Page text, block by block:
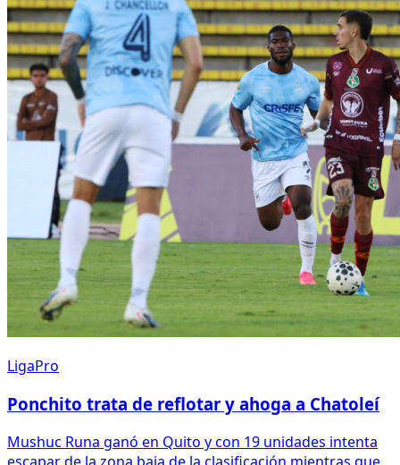
LigaPro
Ponchito trata de reflotar y ahoga a Chatoleí
Mushuc Runa ganó en Quito y con 19 unidades intenta